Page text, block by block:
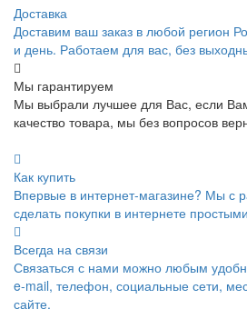
Доставка
Доставим ваш заказ в любой регион
и день. Работаем для вас, без
Мы гарантируем
Мы выбрали лучшее для Вас, если
качество товара, мы без вопросов
Как купить
Впервые в интернет-магазине? Мы с
сделать покупки в интернете
Всегда на связи
Связаться с нами можно любым
e-mail, телефон, социальные сети,
сайте.